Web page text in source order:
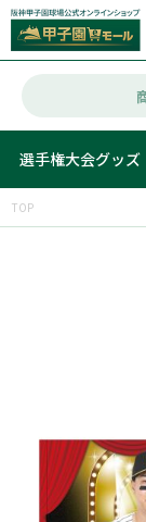
選手権大会グッズ
TOP